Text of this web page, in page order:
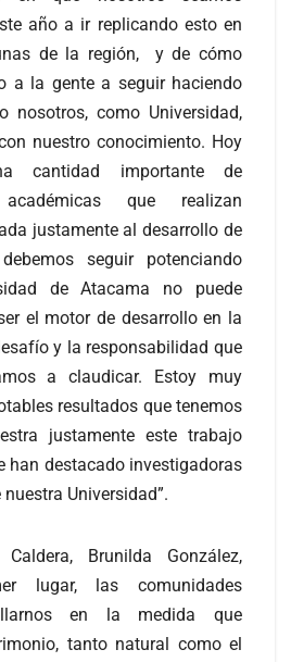
año a ir replicando esto en
de la región, y de cómo
a la gente a seguir haciendo
nosotros, como Universidad,
nuestro conocimiento. Hoy
cantidad importante de
que realizan
justamente al desarrollo de
seguir potenciando
de Atacama no puede
el motor de desarrollo en la
y la responsabilidad que
a claudicar. Estoy muy
resultados que tenemos
justamente este trabajo
han destacado investigadoras
Universidad”.
Brunilda González,
lugar, las comunidades
en la medida que
tanto natural como el